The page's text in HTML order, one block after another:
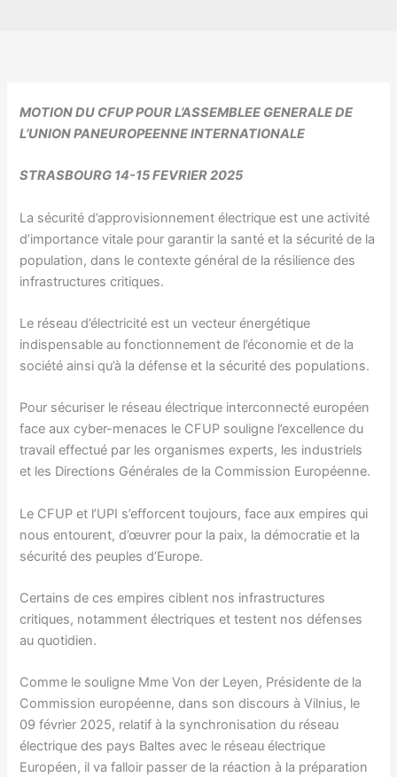
MOTION DU CFUP POUR L’ASSEMBLEE GENERALE DE
L’UNION PANEUROPEENNE INTERNATIONALE
STRASBOURG 14-15 FEVRIER 2025
La sécurité d’approvisionnement électrique est une activité
d’importance vitale pour garantir la santé et la sécurité de la
population, dans le contexte général de la résilience des
infrastructures critiques.
Le réseau d’électricité est un vecteur énergétique
indispensable au fonctionnement de l’économie et de la
société ainsi qu’à la défense et la sécurité des populations.
Pour sécuriser le réseau électrique interconnecté européen
face aux cyber-menaces le CFUP souligne l’excellence du
travail effectué par les organismes experts, les industriels
et les Directions Générales de la Commission Européenne.
Le CFUP et l’UPI s’efforcent toujours, face aux empires qui
nous entourent, d’œuvrer pour la paix, la démocratie et la
sécurité des peuples d’Europe.
Certains de ces empires ciblent nos infrastructures
critiques, notamment électriques et testent nos défenses
au quotidien.
Comme le souligne Mme Von der Leyen, Présidente de la
Commission européenne, dans son discours à Vilnius, le
09 février 2025, relatif à la synchronisation du réseau
électrique des pays Baltes avec le réseau électrique
Européen, il va falloir passer de la réaction à la préparation